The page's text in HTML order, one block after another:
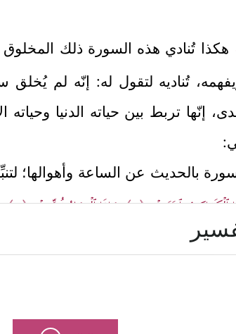
هكذا تُنادي هذه السورة ذلك
تُناديه لتقول له: إنّه لم
إنّها تربط بين حياته الدنيا
بالحديث عن الساعة وأهوالها؛
ٱلۡكَوَاكِبُ ٱنتَثَرَتۡ﴿٢﴾ وَإِذَا ٱلۡبِحَارُ فُجِّرَتۡ﴿٣﴾
جواب الشرط ليضَعَ الإنسان أمام